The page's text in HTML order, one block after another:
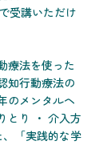
受講いただけ
療法を使った
知行動療法の
のメンタルヘ
とり ・ 介入方
「実践的な学